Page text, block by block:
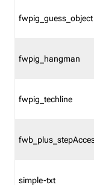
fwpig_guess_object
fwpig_hangman
fwpig_techline
simple-txt